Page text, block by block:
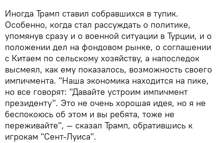
​Иногда Трамп ставил собравшихся в тупик.
Особенно, когда стал рассуждать о политике,
упомянув сразу и о военной ситуации в Турции, и о
положении дел на фондовом рынке, о соглашении
с Китаем по сельскому хозяйству, а напоследок
высмеял, как ему показалось, возможность своего
импичмента. "Наша экономика находится на пике,
но все говорят: "Давайте устроим импичмент
президенту". Это не очень хорошая идея, но я не
беспокоюсь об этом и вы ребята, тоже не
переживайте", — сказал Трамп, обратившись к
игрокам "Сент-Луиса".